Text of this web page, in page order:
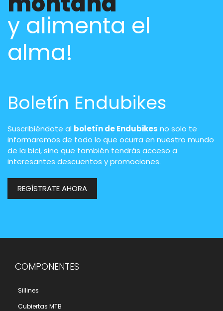
y alimenta el
alma!
Boletín Endubikes
Suscribiéndote al boletín de Endubikes no solo te
informaremos de todo lo que ocurra en nuestro mundo
de la bici, sino que también tendrás acceso a
interesantes descuentos y promociones.
REGÍSTRATE AHORA
COMPONENTES
Sillines
Cubiertas MTB